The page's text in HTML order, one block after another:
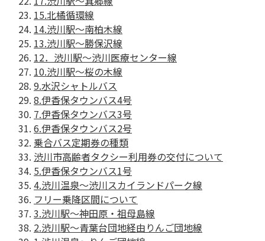
15.北橘循環線
14.渋川駅～南柏木線
13.渋川駅～勝保沢線
12．渋川駅～渋川医療センター線
10.渋川駅～桜の木線
9.水沢シャトルバス
8.伊香保タウンバス4号
7.伊香保タウンバス3号
6.伊香保タウンバス2号
乗合バス定期券の種類
渋川市高齢者タクシー利用券の交付について
5.伊香保タウンバス1号
4.渋川温泉～渋川スカイランドパーク線
フリー乗降区間について
3.渋川駅～神田原・祖母島線
2.渋川駅～青葉台団地経由りんご団地線